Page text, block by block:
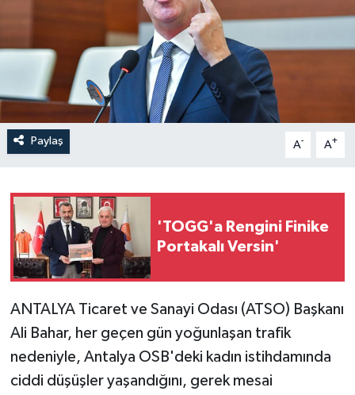
Paylaş A- A+
'TOGG'a Rengini Finike
Portakalı Versin'
ANTALYA Ticaret ve Sanayi Odası (ATSO) Başkanı
Ali Bahar, her geçen gün yoğunlaşan trafik
nedeniyle, Antalya OSB'deki kadın istihdamında
ciddi düşüşler yaşandığını, gerek mesai